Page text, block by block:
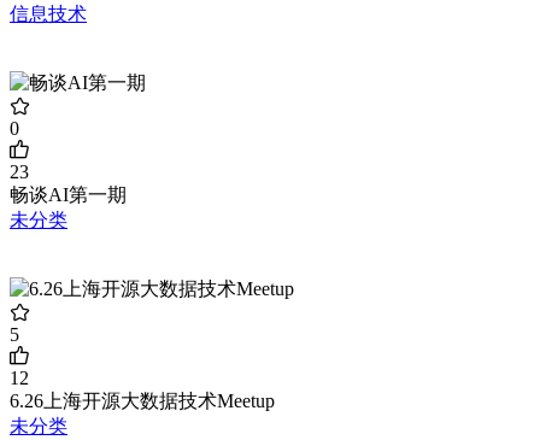
信息技术
0
23
畅谈AI第一期
未分类
5
12
6.26上海开源大数据技术Meetup
未分类